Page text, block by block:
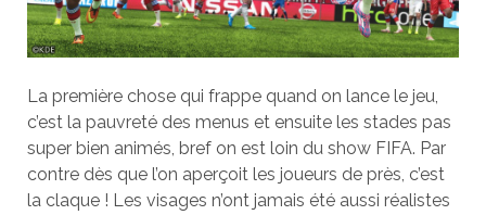
La première chose qui frappe quand on lance le jeu,
c’est la pauvreté des menus et ensuite les stades pas
super bien animés, bref on est loin du show FIFA. Par
contre dès que l’on aperçoit les joueurs de près, c’est
la claque ! Les visages n’ont jamais été aussi réalistes